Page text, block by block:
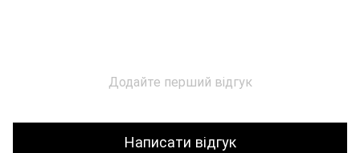
Додайте перший відгук
Написати відгук